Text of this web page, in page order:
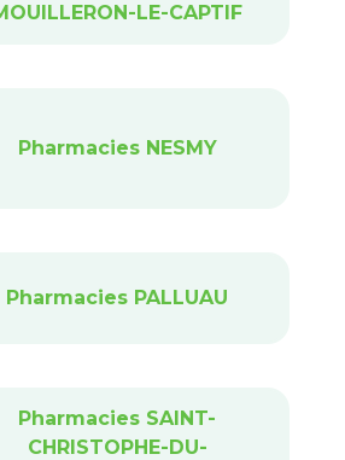
LE-CAPTIF
Pharmacies NESMY
Pharmacies PALLUAU
Pharmacies SAINT-
CHRISTOPHE-DU-